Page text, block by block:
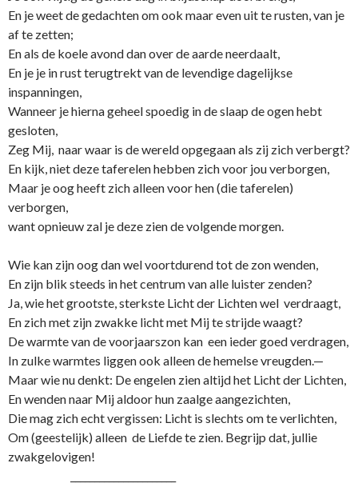
En je weet de gedachten om ook maar even uit te rusten, van je
af te zetten;
En als de koele avond dan over de aarde neerdaalt,
En je je in rust terugtrekt van de levendige dagelijkse
inspanningen,
Wanneer je hierna geheel spoedig in de slaap de ogen hebt
gesloten,
Zeg Mij, naar waar is de wereld opgegaan als zij zich verbergt?
En kijk, niet deze taferelen hebben zich voor jou verborgen,
Maar je oog heeft zich alleen voor hen (die taferelen)
verborgen,
want opnieuw zal je deze zien de volgende morgen.
Wie kan zijn oog dan wel voortdurend tot de zon wenden,
En zijn blik steeds in het centrum van alle luister zenden?
Ja, wie het grootste, sterkste Licht der Lichten wel verdraagt,
En zich met zijn zwakke licht met Mij te strijde waagt?
De warmte van de voorjaarszon kan een ieder goed verdragen,
In zulke warmtes liggen ook alleen de hemelse vreugden.—
Maar wie nu denkt: De engelen zien altijd het Licht der Lichten,
En wenden naar Mij aldoor hun zaalge aangezichten,
Die mag zich echt vergissen: Licht is slechts om te verlichten,
Om (geestelijk) alleen de Liefde te zien. Begrijp dat, jullie
zwakgelovigen!